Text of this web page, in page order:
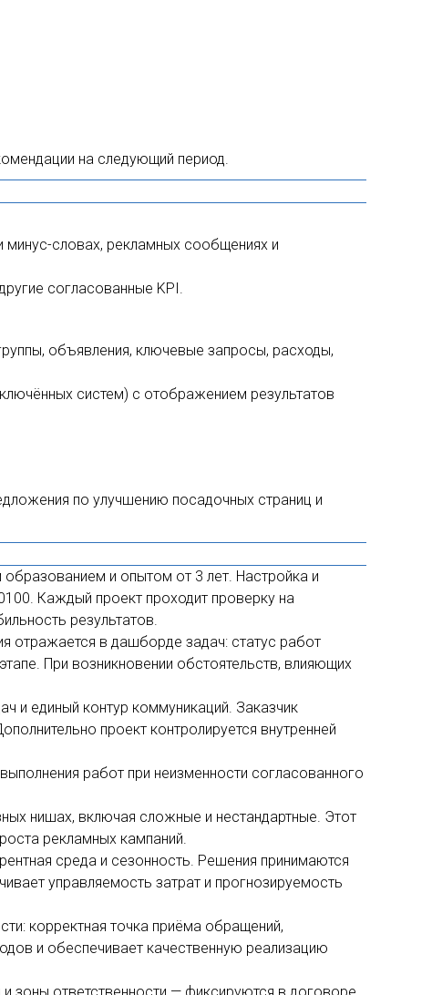
на следующий период.
минус-словах, рекламных сообщениях и
согласованные KPI.
объявления, ключевые запросы, расходы,
систем) с отображением результатов
по улучшению посадочных страниц и
и опытом от 3 лет. Настройка и
Каждый проект проходит проверку на
результатов.
отражается в дашборде задач: статус работ
При возникновении обстоятельств, влияющих
и единый контур коммуникаций. Заказчик
проект контролируется внутренней
работ при неизменности согласованного
нишах, включая сложные и нестандартные. Этот
рекламных кампаний.
среда и сезонность. Решения принимаются
управляемость затрат и прогнозируемость
корректная точка приёма обращений,
и обеспечивает качественную реализацию